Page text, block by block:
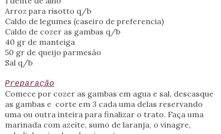
Arroz para risotto q/b
Caldo de legumes (caseiro de preferencia)
Caldo de cozer as gambas q/b
40 gr de manteiga
50 gr de queijo parmesão
Sal q/b
Preparação
Comece por cozer as gambas em agua e sal, descasque
as gambas e corte em 3 cada uma delas reservando
uma ou outra inteira para finalizar o trato. Faça uma
marinada com azeite, sumo de laranja, o vinagre,